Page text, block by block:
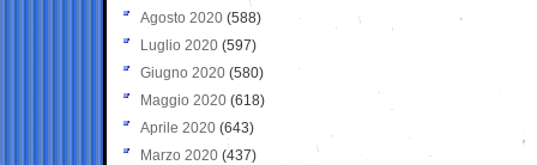
Agosto 2020 (588)
Luglio 2020 (597)
Giugno 2020 (580)
Maggio 2020 (618)
Aprile 2020 (643)
Marzo 2020 (437)